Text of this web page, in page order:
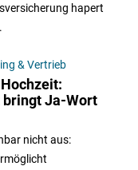
hapert
& Vertrieb
Ja-Wort
nicht aus: